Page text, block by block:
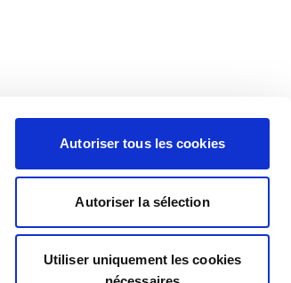
Autoriser tous les cookies
Autoriser la sélection
Utiliser uniquement les cookies